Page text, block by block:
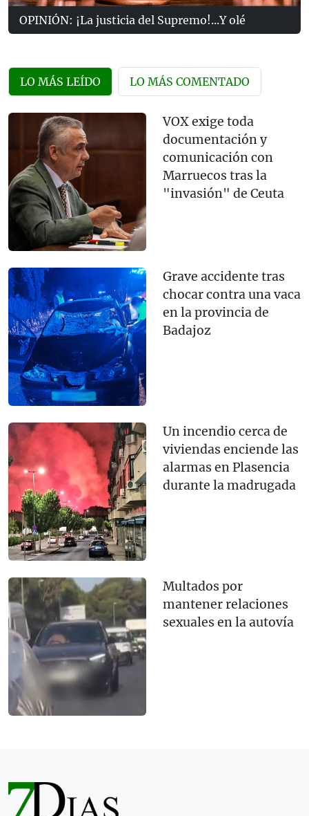
OPINIÓN: ¡La justicia del Supremo!...Y olé
LO MÁS LEÍDO LO MÁS COMENTADO
VOX exige toda
documentación y
comunicación con
Marruecos tras la
"invasión" de Ceuta
Grave accidente tras
chocar contra una vaca
en la provincia de
Badajoz
Un incendio cerca de
viviendas enciende las
alarmas en Plasencia
durante la madrugada
Multados por
mantener relaciones
sexuales en la autovía